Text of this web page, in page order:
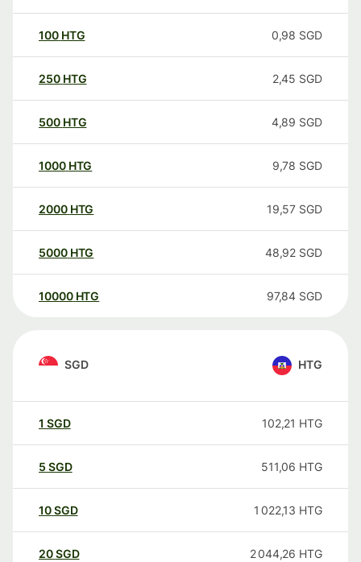
100 HTG 0,98 SGD
250 HTG 2,45 SGD
500 HTG 4,89 SGD
1000 HTG 9,78 SGD
2000 HTG 19,57 SGD
5000 HTG 48,92 SGD
10000 HTG 97,84 SGD
SGD HTG
1 SGD 102,21 HTG
5 SGD 511,06 HTG
10SGD 1 022,13 HTG
20SGD 2 044,26 HTG